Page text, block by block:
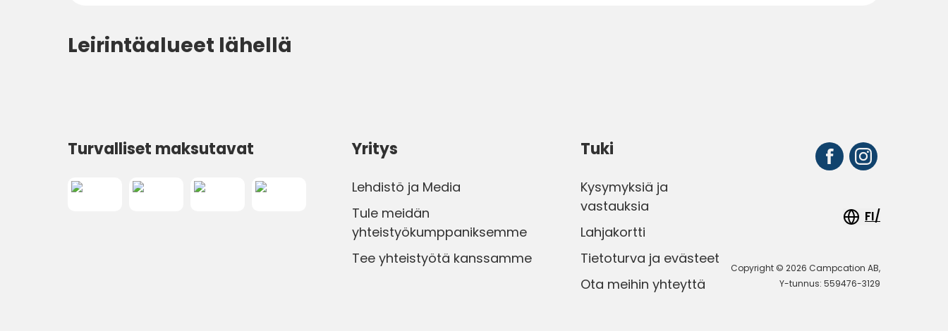
Leirintäalueet lähellä
Turvalliset maksutavat Yritys
Lehdistö ja Media
Tule meidän
yhteistyökumppaniksemme
Tee yhteistyötä kanssamme
Tuki
Kysymyksiä ja
vastauksia
Lahjakortti
Tietoturva ja evästeet
Ota meihin yhteyttä
FI/
Copyright © 2026 Campcation AB,
Y-tunnus: 559476-3129